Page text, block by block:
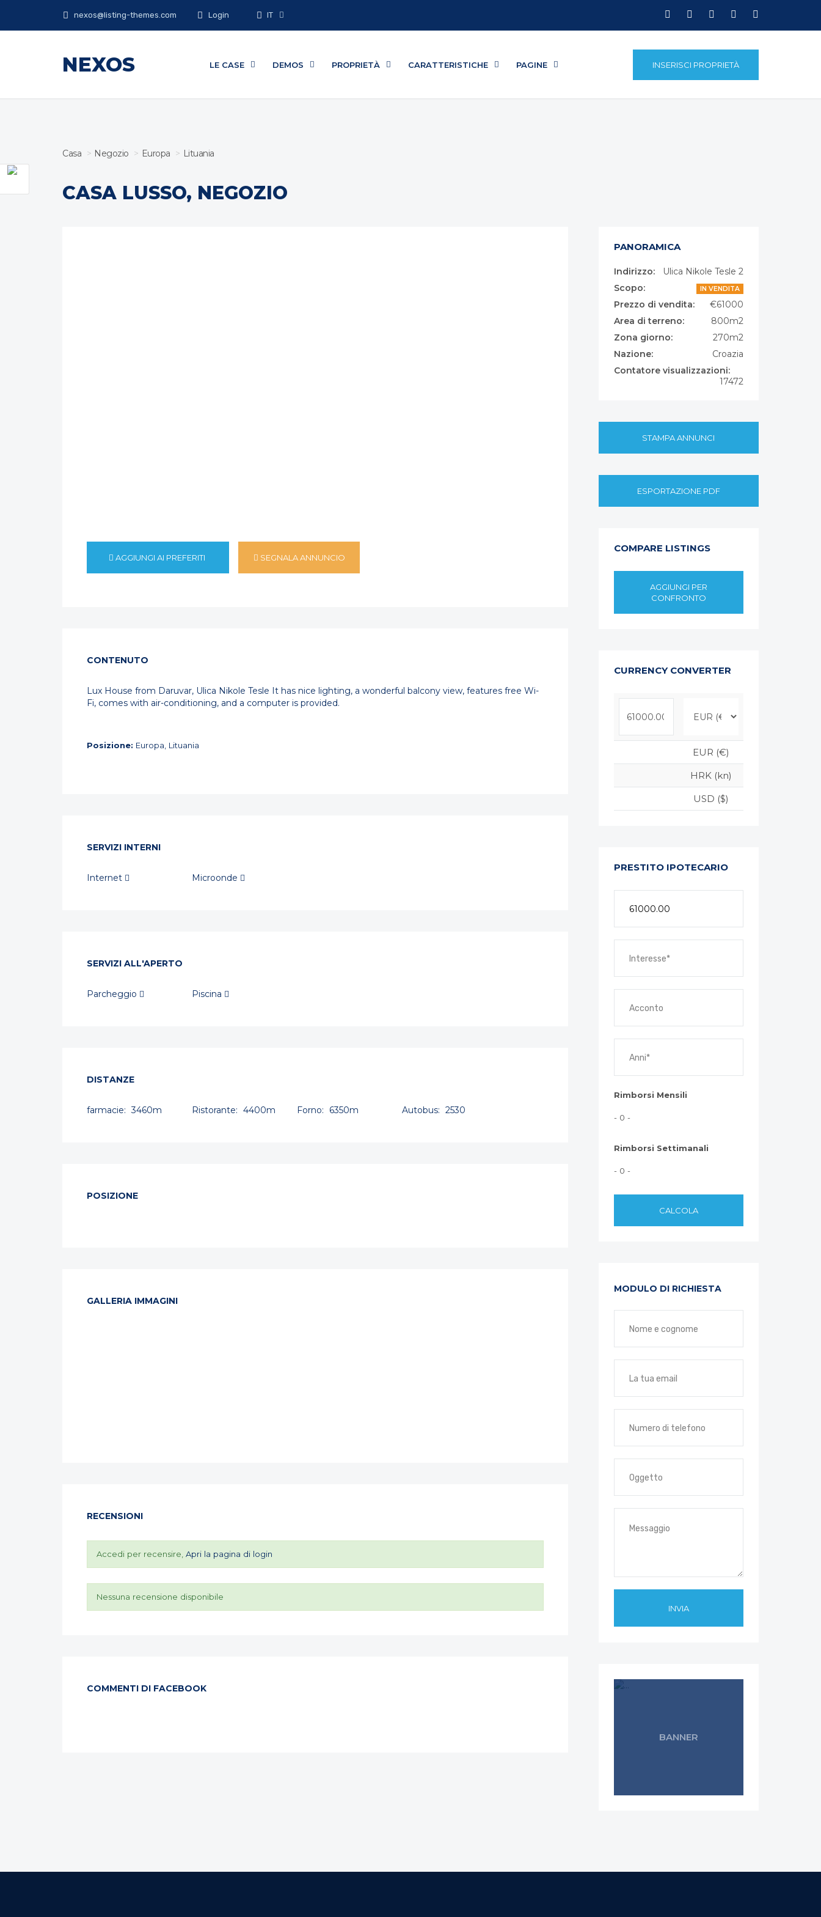
nexos@listing-themes.com Login IT
NEXOS INSERISCI PROPRIETÀ
LE CASE DEMOS PROPRIETÀ CARATTERISTICHE PAGINE
Casa Negozio Europa Lituania
CASA LUSSO, NEGOZIO
AGGIUNGI AI PREFERITI SEGNALA ANNUNCIO
CONTENUTO
Lux House from Daruvar, Ulica Nikole Tesle It has nice lighting, a wonderful balcony view, features free Wi-
Fi, comes with air-conditioning, and a computer is provided.
Posizione: Europa, Lituania
SERVIZI INTERNI
Internet Microonde
SERVIZI ALL'APERTO
Parcheggio Piscina
DISTANZE
farmacie: 3460m Ristorante: 4400m Forno: 6350m Autobus: 2530
POSIZIONE
GALLERIA IMMAGINI
RECENSIONI
Accedi per recensire, Apri la pagina di login
Nessuna recensione disponibile
COMMENTI DI FACEBOOK
PANORAMICA
Indirizzo:
Ulica Nikole Tesle 2
Scopo:
IN VENDITA
Prezzo di vendita:
€61000
Area di terreno:
800m2
Zona giorno:
270m2
Nazione:
Croazia
Contatore visualizzazioni:
17472
STAMPA ANNUNCI
ESPORTAZIONE PDF
COMPARE LISTINGS
AGGIUNGI PER
CONFRONTO
CURRENCY CONVERTER
EUR (€)
HRK (kn)
USD ($)
PRESTITO IPOTECARIO
Rimborsi Mensili
- 0 -
Rimborsi Settimanali
- 0 -
CALCOLA
MODULO DI RICHIESTA
BANNER